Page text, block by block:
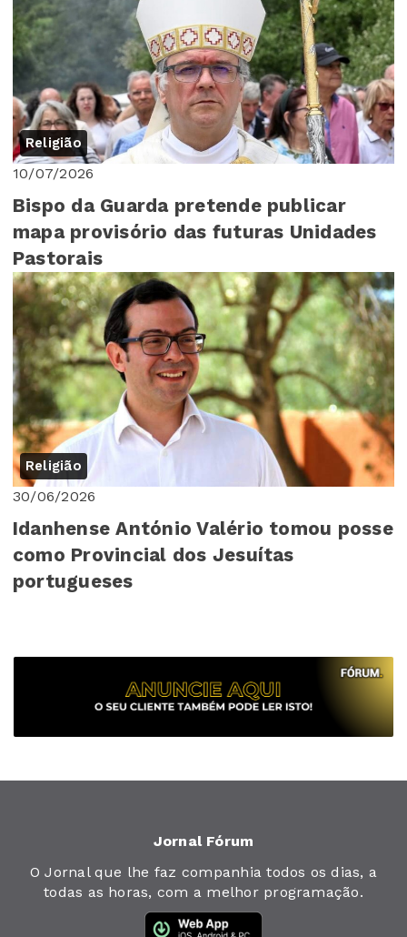
Religião
10/07/2026
Bispo da Guarda pretende publicar
mapa provisório das futuras Unidades
Pastorais
Religião
30/06/2026
Idanhense António Valério tomou posse
como Provincial dos Jesuítas
portugueses
Jornal Fórum
O Jornal que lhe faz companhia todos os dias, a
todas as horas, com a melhor programação.